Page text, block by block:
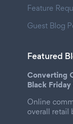
Feature
Guest Blog
Featured
Converting
Black
Online
overall retail